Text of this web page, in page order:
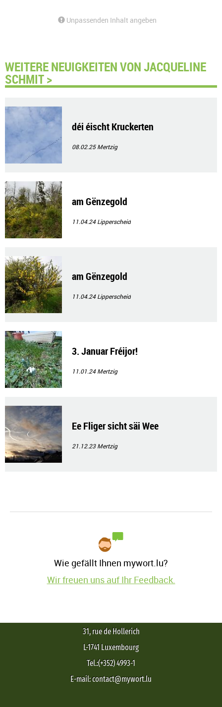
Unpassenden Inhalt angeben
WEITERE NEUIGKEITEN VON JACQUELINE
SCHMIT >
déi éischt Kruckerten
08.02.25Mertzig
am Gënzegold
11.04.24Lipperscheid
am Gënzegold
11.04.24Lipperscheid
3. Januar Fréijor!
11.01.24Mertzig
Ee Fliger sicht säi Wee
21.12.23Mertzig
Wie gefällt Ihnen mywort.lu?
Wir freuen uns auf Ihr Feedback.
31, rue de Hollerich
L-1741 Luxembourg
Tel.:(+352) 4993-1
E-mail: contact@mywort.lu